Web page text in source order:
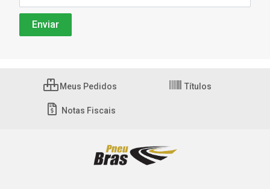
Meus Pedidos Títulos
Notas Fiscais